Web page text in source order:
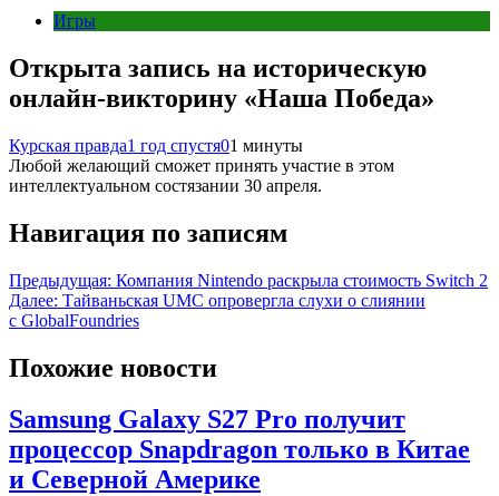
Игры
Открыта запись на историческую
онлайн-викторину «Наша Победа»
Курская правда1 год спустя01 минуты
Любой желающий сможет принять участие в этом
интеллектуальном состязании 30 апреля.
Навигация по записям
Предыдущая: Компания Nintendo раскрыла стоимость Switch 2
Далее: Тайваньская UMC опровергла слухи о слиянии
с GlobalFoundries
Похожие новости
Samsung Galaxy S27 Pro получит
процессор Snapdragon только в Китае
и Северной Америке